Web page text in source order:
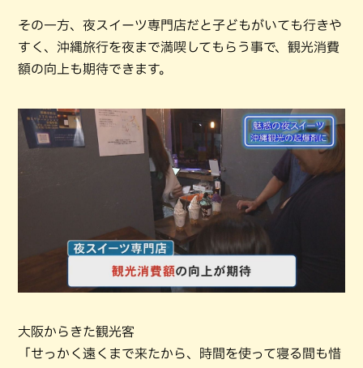
その一方、夜スイーツ専門店だと子どもがいても行きや
すく、沖縄旅行を夜まで満喫してもらう事で、観光消費
額の向上も期待できます。
大阪からきた観光客
「せっかく遠くまで来たから、時間を使って寝る間も惜